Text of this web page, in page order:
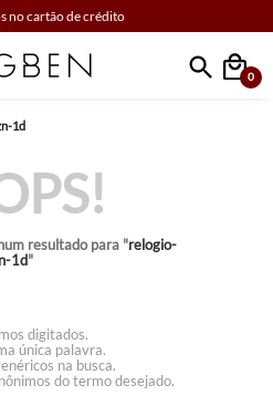
no cartão de crédito
0
1d
resultado para "relogio-
1d"
digitados.
única palavra.
na busca.
do termo desejado.